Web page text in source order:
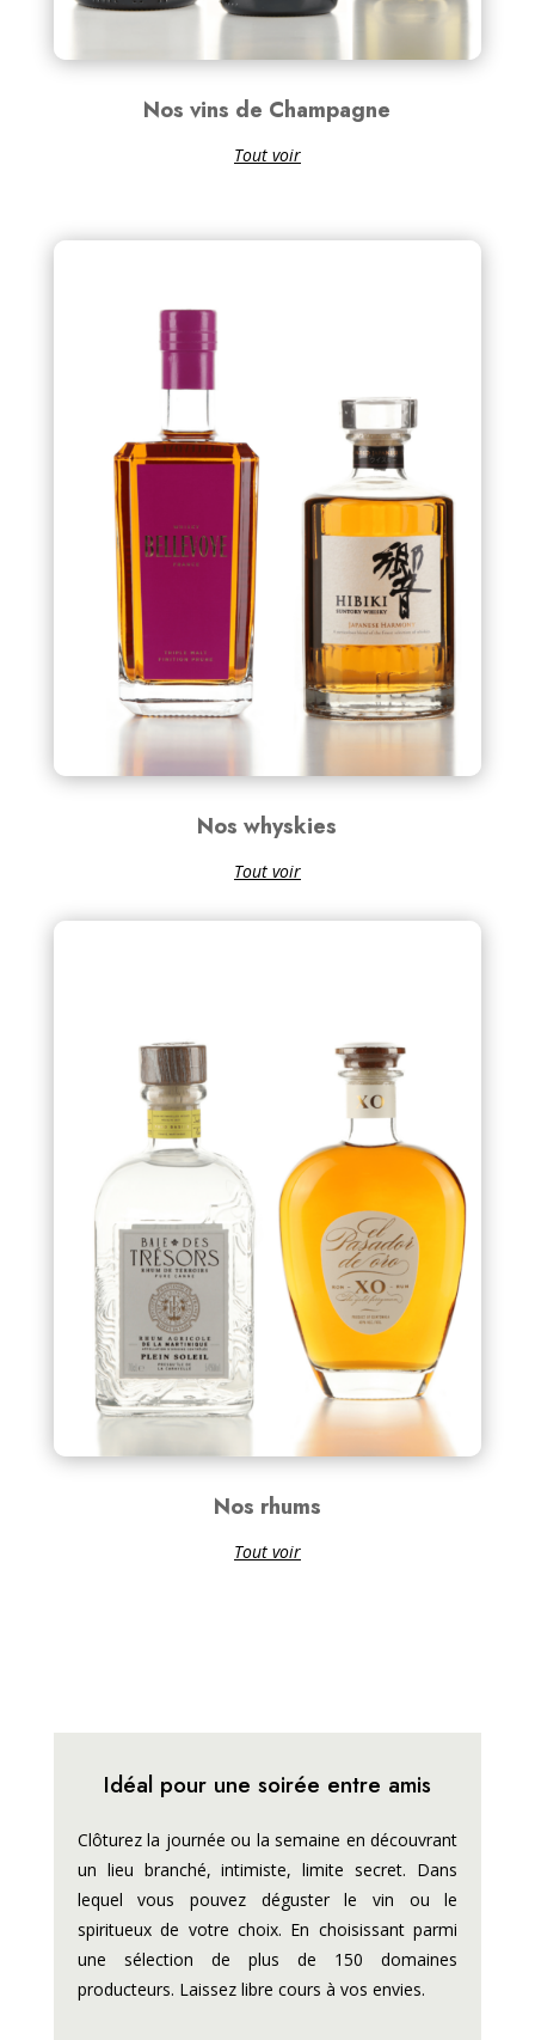
Nos vins de Champagne
Tout voir
Nos whyskies
Tout voir
Nos rhums
Tout voir
Idéal pour une soirée entre amis
Clôturez la journée ou la semaine en découvrant
un lieu branché, intimiste, limite secret. Dans
lequel vous pouvez déguster le vin ou le
spiritueux de votre choix. En choisissant parmi
une sélection de plus de 150 domaines
producteurs. Laissez libre cours à vos envies.